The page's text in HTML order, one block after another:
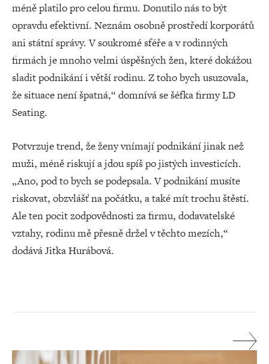
méně platilo pro celou firmu. Donutilo nás to být
opravdu efektivní. Neznám osobně prostředí korporátů
ani státní správy. V soukromé sféře a v rodinných
firmách je mnoho velmi úspěšných žen, které dokážou
sladit podnikání i větší rodinu. Z toho bych usuzovala,
že situace není špatná,“ domnívá se šéfka firmy LD
Seating.
Potvrzuje trend, že ženy vnímají podnikání jinak než
muži, méně riskují a jdou spíš po jistých investicích.
„Ano, pod to bych se podepsala. V podnikání musíte
riskovat, obzvlášť na počátku, a také mít trochu štěstí.
Ale ten pocit zodpovědnosti za firmu, dodavatelské
vztahy, rodinu mě přesně držel v těchto mezích,“
dodává Jitka Hurábová.